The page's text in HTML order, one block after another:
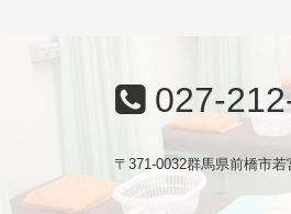
027-
〒371-0032群馬県前橋市